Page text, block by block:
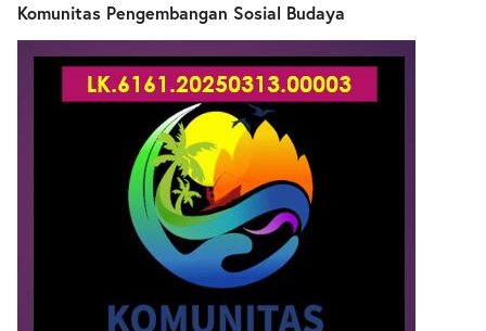
Komunitas Pengembangan Sosial Budaya